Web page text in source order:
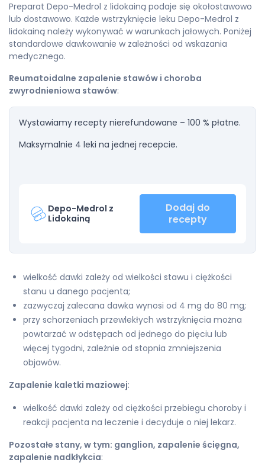
Preparat Depo-Medrol z lidokainą podaje się okołostawowo
lub dostawowo. Każde wstrzyknięcie leku Depo-Medrol z
lidokainą należy wykonywać w warunkach jałowych. Poniżej
standardowe dawkowanie w zależności od wskazania
medycznego.
Reumatoidalne zapalenie stawów i choroba
zwyrodnieniowa stawów:
Wystawiamy recepty nierefundowane – 100 % płatne.
Maksymalnie 4 leki na jednej recepcie.
Depo-Medrol z
Lidokainą
Dodaj do
recepty
wielkość dawki zależy od wielkości stawu i ciężkości
stanu u danego pacjenta;
zazwyczaj zalecana dawka wynosi od 4 mg do 80 mg;
przy schorzeniach przewlekłych wstrzyknięcia można
powtarzać w odstępach od jednego do pięciu lub
więcej tygodni, zależnie od stopnia zmniejszenia
objawów.
Zapalenie kaletki maziowej:
wielkość dawki zależy od ciężkości przebiegu choroby i
reakcji pacjenta na leczenie i decyduje o niej lekarz.
Pozostałe stany, w tym: ganglion, zapalenie ścięgna,
zapalenie nadkłykcia: